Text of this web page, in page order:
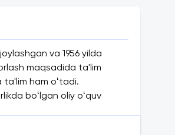
va 1956 yilda
maqsadida ta'lim
ham oʻtadi.
boʻlgan oliy oʻquv